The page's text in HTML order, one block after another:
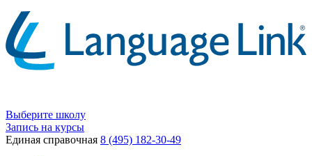
Выберите школу
Запись на курсы
Единая справочная 8 (495) 182-30-49